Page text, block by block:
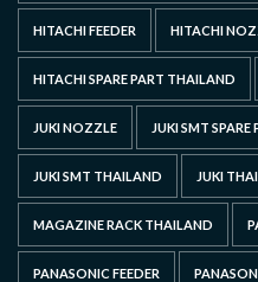
HITACHI FEEDER HITACHI
HITACHI SPARE PART THAILAND
JUKI NOZZLE JUKI SMT
JUKI SMT THAILAND JUKI
MAGAZINE RACK THAILAND
PANASONIC FEEDER